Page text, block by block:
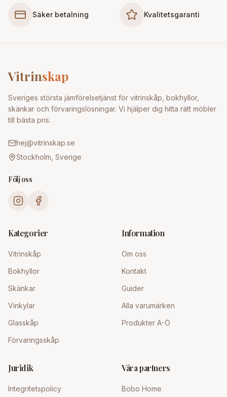
Säker betalning Kvalitetsgaranti
Vitrinskap
Sveriges största jämförelsetjänst för vitrinskåp, bokhyllor,
skänkar och förvaringslösningar. Vi hjälper dig hitta rätt möbler
till bästa pris.
hej@vitrinskap.se
Stockholm, Sverige
Följ oss
Kategorier
Vitrinskåp
Bokhyllor
Skänkar
Vinkylar
Glasskåp
Förvaringsskåp
Information
Om oss
Kontakt
Guider
Alla varumärken
Produkter A-Ö
Juridik
Integritetspolicy
Våra partners
Bobo Home